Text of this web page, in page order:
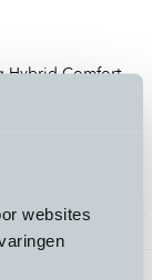
websites
Hybrid Comfort